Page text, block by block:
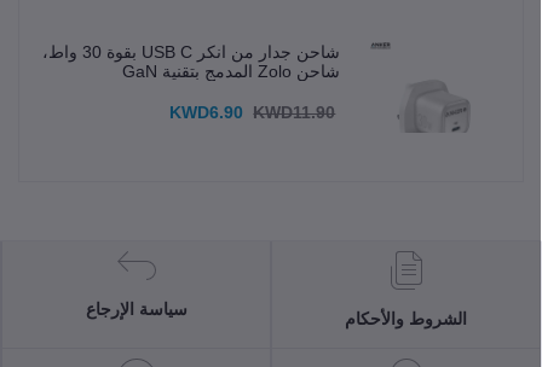
شاحن جدار من انكر USB C بقوة 30 واط،
شاحن Zolo المدمج بتقنية GaN
KWD6.90 KWD11.90
الشروط والأحكام
سياسة الإرجاع